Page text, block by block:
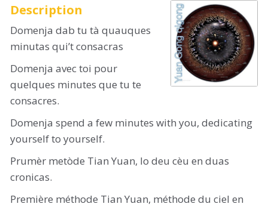
Description
Domenja dab tu tà quauques
minutas qui’t consacras
Domenja avec toi pour
quelques minutes que tu te
consacres.
Domenja spend a few minutes with you, dedicating
yourself to yourself.
Prumèr metòde Tian Yuan, lo deu cèu en duas
cronicas.
Première méthode Tian Yuan, méthode du ciel en